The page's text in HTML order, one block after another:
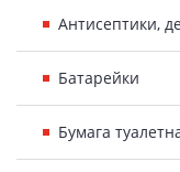
Антисептики,
Батарейки
Бумага